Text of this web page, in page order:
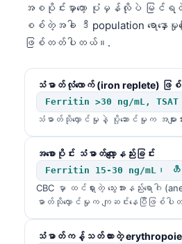
အစပိုင်းမှာတော့ ပုံမှန်လိုပဲ မြင်
စစ်တဲ့အခါ ဒီ population ရောနှောမှုကြ
ဖြစ်တတ်ပါတယ်။.
သံဓာတ်လုံလောက် (iron replete) ဖြ
Ferritin >30 ng/mL, TSAT
သံဓာတ်သိုလှောင်မှုနဲ့ ပို့ဆောင်မှုက အများ
အစောပိုင်း သံဓာတ်လျော့နည်းခြင်း
Ferritin 15-30 ng/mL၊
CBC မှာ ထင်ရှားတဲ့ သွေးအားနည်းရောဂါ
ဓာတ်သိုလှောင်မှုက ကျဆင်းနေပြီဖြစ်ပ
သံဓာတ်ကန့်သတ်ထားတဲ့